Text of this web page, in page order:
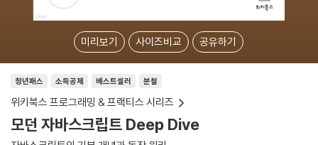
미리보기 사이즈비교 공유하기
소득공제 베스트셀러 분철
청년패스
위키북스 프로그래밍 & 프랙티스 시리즈
모던 자바스크립트 Deep Dive